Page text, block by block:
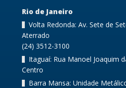
Rio de Janeiro
Volta Redonda: Av. Sete de
Aterrado
(24) 3512-3100
Itaguaí: Rua Manoel Joaquim
Centro
Barra Mansa: Unidade